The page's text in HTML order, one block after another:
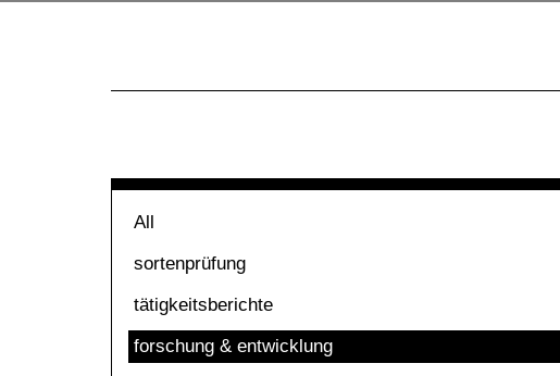
All
sortenprüfung
tätigkeitsberichte
forschung & entwicklung